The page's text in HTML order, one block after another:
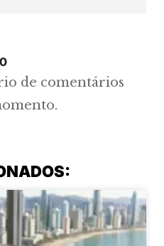
de comentários